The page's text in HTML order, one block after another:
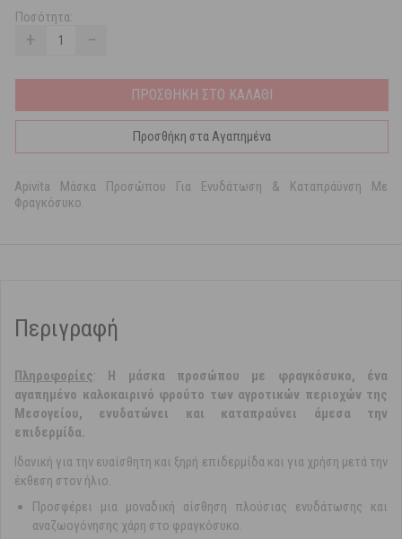
Ποσότητα:
+ −
ΠΡΟΣΘΗΚΗ ΣΤΟ ΚΑΛΑΘΙ
Προσθήκη στα Αγαπημένα
Apivita Μάσκα Προσώπου Για Ενυδάτωση & Καταπράϋνση Με
Φραγκόσυκο.
Περιγραφή
Πληροφορίες: Η μάσκα προσώπου με φραγκόσυκο, ένα
αγαπημένο καλοκαιρινό φρούτο των αγροτικών περιοχών της
Μεσογείου, ενυδατώνει και καταπραύνει άμεσα την
επιδερμίδα.
Ιδανική για την ευαίσθητη και ξηρή επιδερμίδα και για χρήση μετά την
έκθεση στον ήλιο.
Προσφέρει μια μοναδική αίσθηση πλούσιας ενυδάτωσης και
αναζωογόνησης χάρη στο φραγκόσυκο.